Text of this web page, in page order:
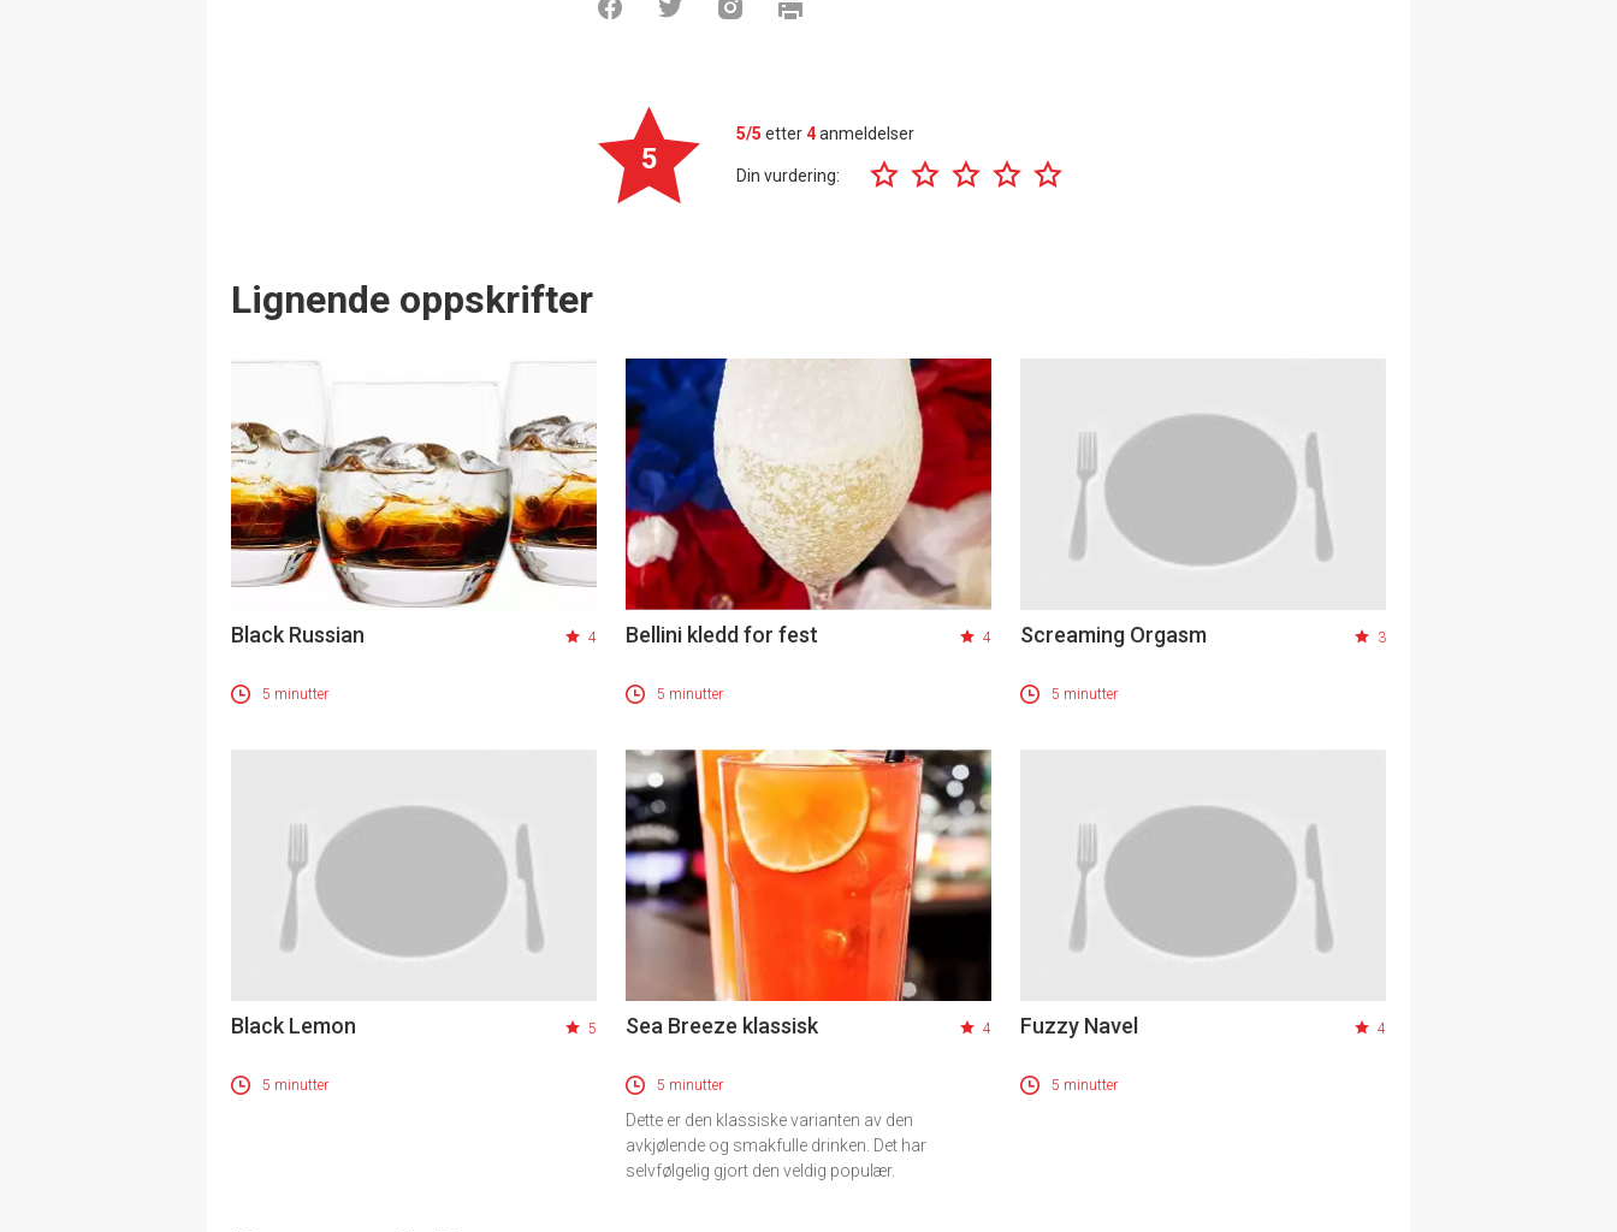
5
5/5 etter4anmeldelser
Din vurdering:
Lignende oppskrifter
Black Russian 4
5 minutter
Bellini kledd for fest 4
5 minutter
Screaming Orgasm 3
5 minutter
Black Lemon 5
5 minutter
Sea Breeze klassisk 4
5 minutter
Dette er den klassiske varianten av den
avkjølende og smakfulle drinken. Det har
selvfølgelig gjort den veldig populær.
Fuzzy Navel 4
5 minutter